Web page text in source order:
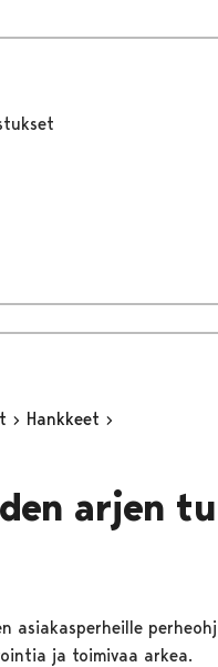
Hankkeet
arjen
asiakasperheille
ja toimivaa arkea.